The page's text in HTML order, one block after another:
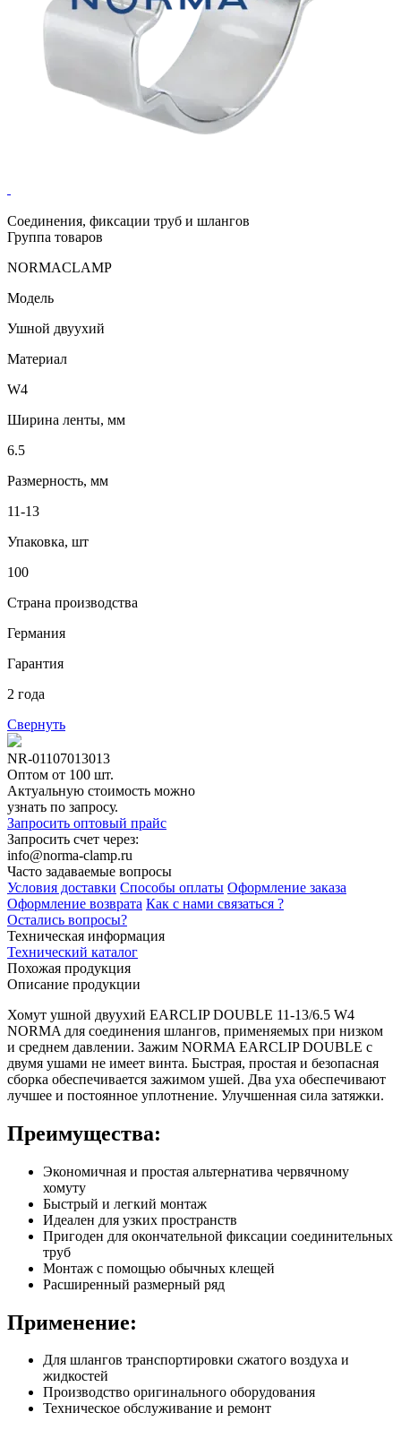
Соединения, фиксации труб и шлангов
Группа товаров
NORMACLAMP
Модель
Ушной двуухий
Материал
W4
Ширина ленты, мм
6.5
Размерность, мм
11-13
Упаковка, шт
100
Страна производства
Германия
Гарантия
2 года
Свернуть
NR-01107013013
Оптом от 100 шт.
Актуальную стоимость можно
узнать по запросу.
Запросить оптовый прайс
Запросить счет через:
info@norma-clamp.ru
Часто задаваемые вопросы
Условия доставки Способы оплаты Оформление заказа
Оформление возврата Как с нами связаться ?
Остались вопросы?
Техническая информация
Технический каталог
Похожая продукция
Описание продукции
Хомут ушной двуухий EARCLIP DOUBLE 11-13/6.5 W4
NORMA для соединения шлангов, применяемых при низком
и среднем давлении. Зажим NORMA EARCLIP DOUBLE с
двумя ушами не имеет винта. Быстрая, простая и безопасная
сборка обеспечивается зажимом ушей. Два уха обеспечивают
лучшее и постоянное уплотнение. Улучшенная сила затяжки.
Преимущества:
Экономичная и простая альтернатива червячному
хомуту
Быстрый и легкий монтаж
Идеален для узких пространств
Пригоден для окончательной фиксации соединительных
труб
Монтаж с помощью обычных клещей
Расширенный размерный ряд
Применение:
Для шлангов транспортировки сжатого воздуха и
жидкостей
Производство оригинального оборудования
Техническое обслуживание и ремонт